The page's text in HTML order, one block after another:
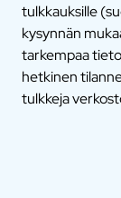
tulkkauksille
kysynnän
tarkempaa
hetkinen
tulkkeja